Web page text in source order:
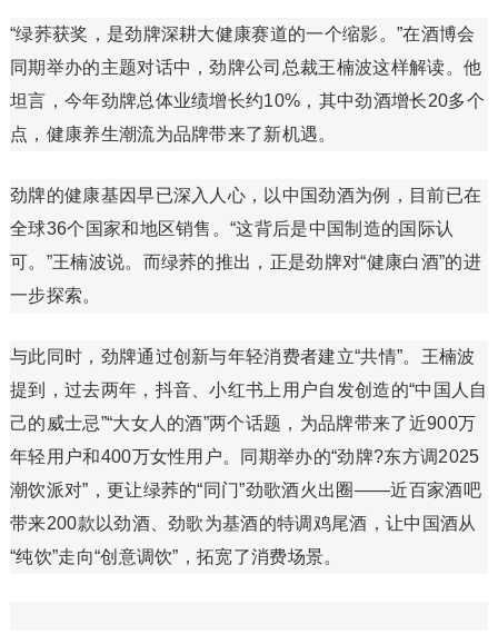
“绿荞获奖，是劲牌深耕大健康赛道的一个缩影。”在酒博会
同期举办的主题对话中，劲牌公司总裁王楠波这样解读。他
坦言，今年劲牌总体业绩增长约10%，其中劲酒增长20多个
点，健康养生潮流为品牌带来了新机遇。
劲牌的健康基因早已深入人心，以中国劲酒为例，目前已在
全球36个国家和地区销售。“这背后是中国制造的国际认
可。”王楠波说。而绿荞的推出，正是劲牌对“健康白酒”的进
一步探索。
与此同时，劲牌通过创新与年轻消费者建立“共情”。王楠波
提到，过去两年，抖音、小红书上用户自发创造的“中国人自
己的威士忌”“大女人的酒”两个话题，为品牌带来了近900万
年轻用户和400万女性用户。同期举办的“劲牌?东方调2025
潮饮派对”，更让绿荞的“同门”劲歌酒火出圈——近百家酒吧
带来200款以劲酒、劲歌为基酒的特调鸡尾酒，让中国酒从
“纯饮”走向“创意调饮”，拓宽了消费场景。